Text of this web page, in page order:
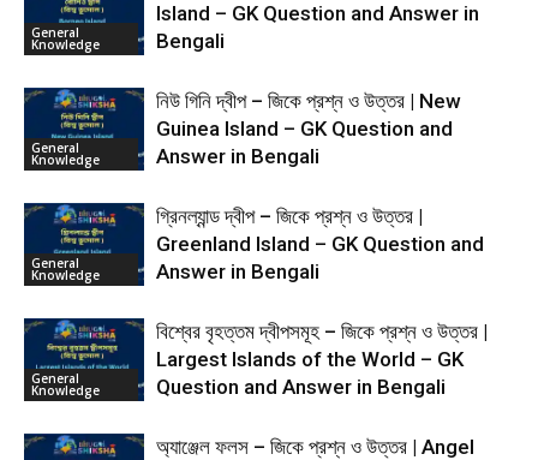
General
Knowledge
Island – GK Question and Answer in
Bengali
General
Knowledge
নিউ গিনি দ্বীপ – জিকে প্রশ্ন ও উত্তর | New
Guinea Island – GK Question and
Answer in Bengali
General
Knowledge
গ্রিনল্যান্ড দ্বীপ – জিকে প্রশ্ন ও উত্তর |
Greenland Island – GK Question and
Answer in Bengali
General
Knowledge
বিশ্বের বৃহত্তম দ্বীপসমূহ – জিকে প্রশ্ন ও উত্তর |
Largest Islands of the World – GK
Question and Answer in Bengali
অ্যাঞ্জেল ফলস – জিকে প্রশ্ন ও উত্তর | Angel